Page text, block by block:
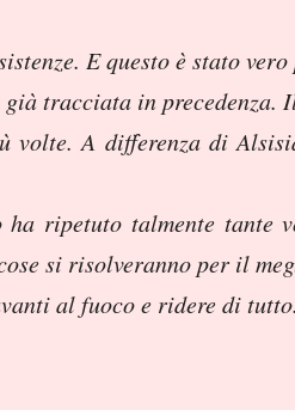
E questo è stato vero
tracciata in precedenza.
volte. A differenza di
ripetuto talmente tante
si risolveranno per il
al fuoco e ridere di tutto.